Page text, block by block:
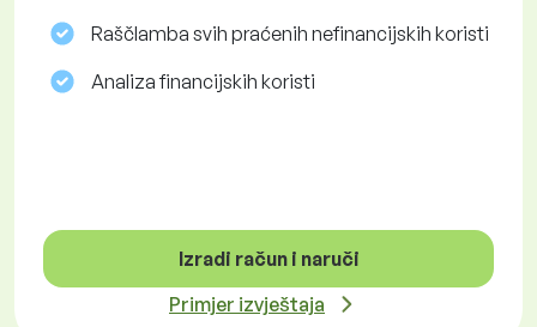
Raščlamba svih praćenih nefinancijskih koristi
Analiza financijskih koristi
Izradi račun i naruči
Primjer izvještaja